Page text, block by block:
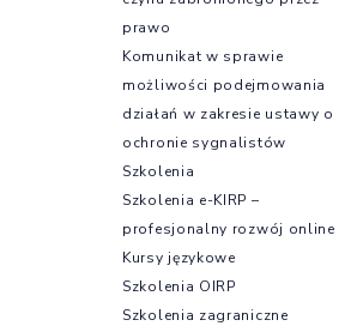
prawo
Komunikat w sprawie
możliwości podejmowania
działań w zakresie ustawy o
ochronie sygnalistów
Szkolenia
Szkolenia e-KIRP –
profesjonalny rozwój online
Kursy językowe
Szkolenia OIRP
Szkolenia zagraniczne